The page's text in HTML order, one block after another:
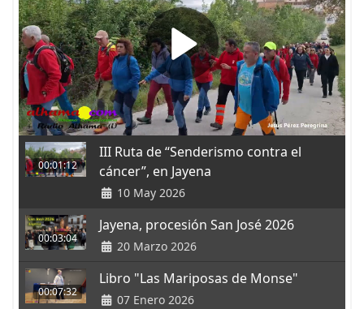
00:01:12
III Ruta de “Senderismo contra el
cáncer”, en Jayena
10 May 2026
00:03:04
Jayena, procesión San José 2026
20 Marzo 2026
00:07:32
Libro "Las Mariposas de Monse"
07 Enero 2026